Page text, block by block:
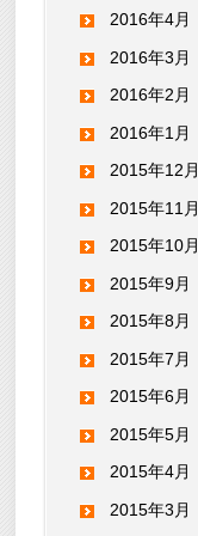
2016年4月
2016年3月
2016年2月
2016年1月
2015年12月
2015年11月
2015年10月
2015年9月
2015年8月
2015年7月
2015年6月
2015年5月
2015年4月
2015年3月